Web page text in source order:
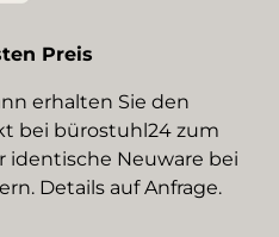
Preis
erhalten Sie den
bei bürostuhl24 zum
identische Neuware bei
Details auf Anfrage.